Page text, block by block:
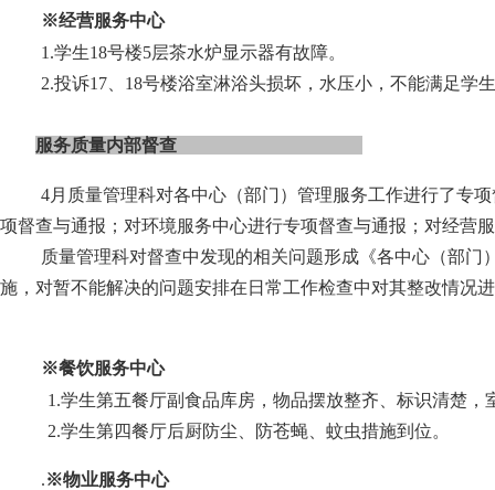
※经营服务中心
1.学生18号楼5层茶水炉显示器有故障。
2.投诉17 18号楼浴室淋浴头损坏， 水压小，不能满足学
服务质量内部督查
4月质量管理科对各中心（部门）管理服务工作进行了专
项督查与通报；对环境服务中心进行专项督查与通报；对经营
质量管理科对督查中发现的相关问题形成《各中心（部
施，对暂不能解决的问题安排在日常工作检查中对其整改情况
※餐饮服务中心
1 .学生第五餐厅副食品库房，物品摆放整齐、标识清楚，
2.学生第四餐厅后厨防尘、防苍蝇、蚊虫措施到位。
.※物业服务中心